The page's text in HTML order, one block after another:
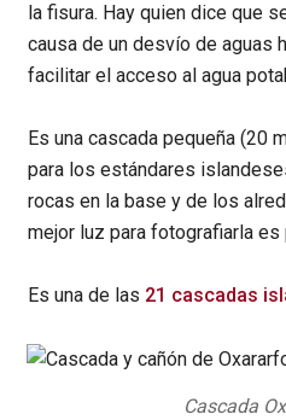
la fisura. Hay quien dice que
causa de un desvío de aguas
facilitar el acceso al agua
Es una cascada pequeña (20
para los estándares
rocas en la base y de los
mejor luz para fotografiarla es
Es una de las 21 cascadas
Cascada